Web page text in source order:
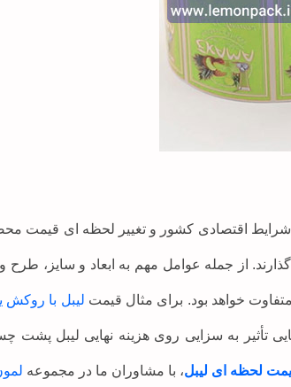
شرایط اقتصادی کشور و تغییر لحظه ای قیمت
از جمله عوامل مهم به ابعاد و سایز،
خواهد بود. برای مثال قیمت لیبل با روکش
تأثیر به سزایی روی هزینه نهایی لیبل
لحظه ای لیبل، با مشاوران ما در مجموعه